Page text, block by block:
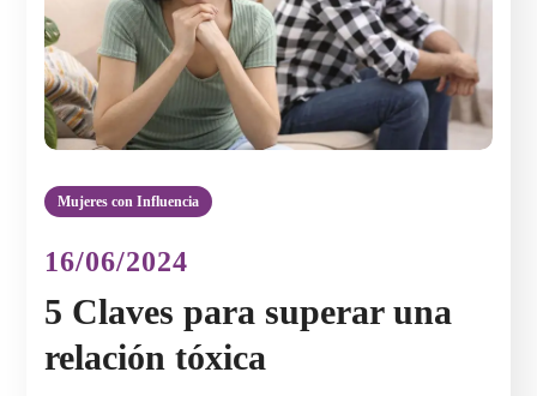
Mujeres con Influencia
16/06/2024
5 Claves para superar una
relación tóxica